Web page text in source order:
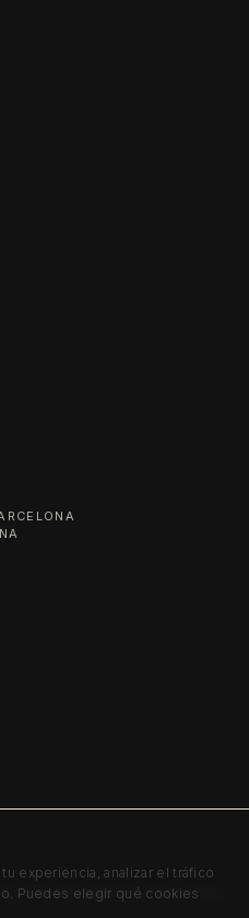
experiencia, analizar el tráfico
Puedes elegir qué cookies